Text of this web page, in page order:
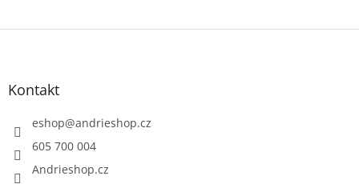
Z
Kontakt
eshop@andrieshop.cz
605 700 004
Andrieshop.cz